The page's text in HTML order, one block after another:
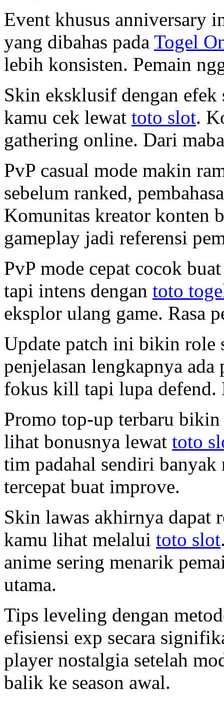
Event khusus anniversary
yang dibahas pada Togel
lebih konsisten. Pemain
Skin eksklusif dengan
kamu cek lewat toto slot.
gathering online. Dari
PvP casual mode makin
sebelum ranked,
Komunitas kreator konten
gameplay jadi referensi
PvP mode cepat cocok
tapi intens dengan toto
eksplor ulang game. Rasa
Update patch ini bikin role
penjelasan lengkapnya ada
fokus kill tapi lupa defend.
Promo top-up terbaru
lihat bonusnya lewat toto
tim padahal sendiri
tercepat buat improve.
Skin lawas akhirnya dapat
kamu lihat melalui toto slot
anime sering menarik
utama.
Tips leveling dengan
efisiensi exp secara
player nostalgia setelah
balik ke season awal.